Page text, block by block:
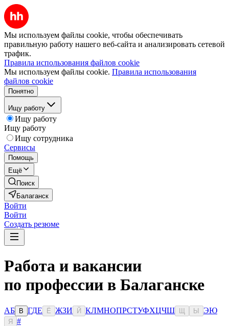
Мы используем файлы cookie, чтобы обеспечивать
правильную работу нашего веб-сайта и анализировать сетевой
трафик.
Правила использования файлов cookie
Мы используем файлы cookie. Правила использования
файлов cookie
Понятно
Ищу работу
Ищу работу
Ищу работу
Ищу сотрудника
Сервисы
Помощь
Ещё
Поиск
Балаганск
Войти
Войти
Создать резюме
Работа и вакансии
по профессии в Балаганске
АБ В ГДЕ Ё ЖЗИ Й КЛМНОПРСТУФХЦЧШ Ы ЭЮ
Я
#